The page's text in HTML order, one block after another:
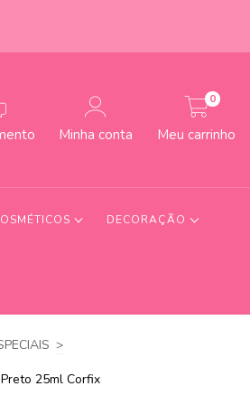
Minha conta Meu carrinho
0
DECORAÇÃO
>
25ml Corfix